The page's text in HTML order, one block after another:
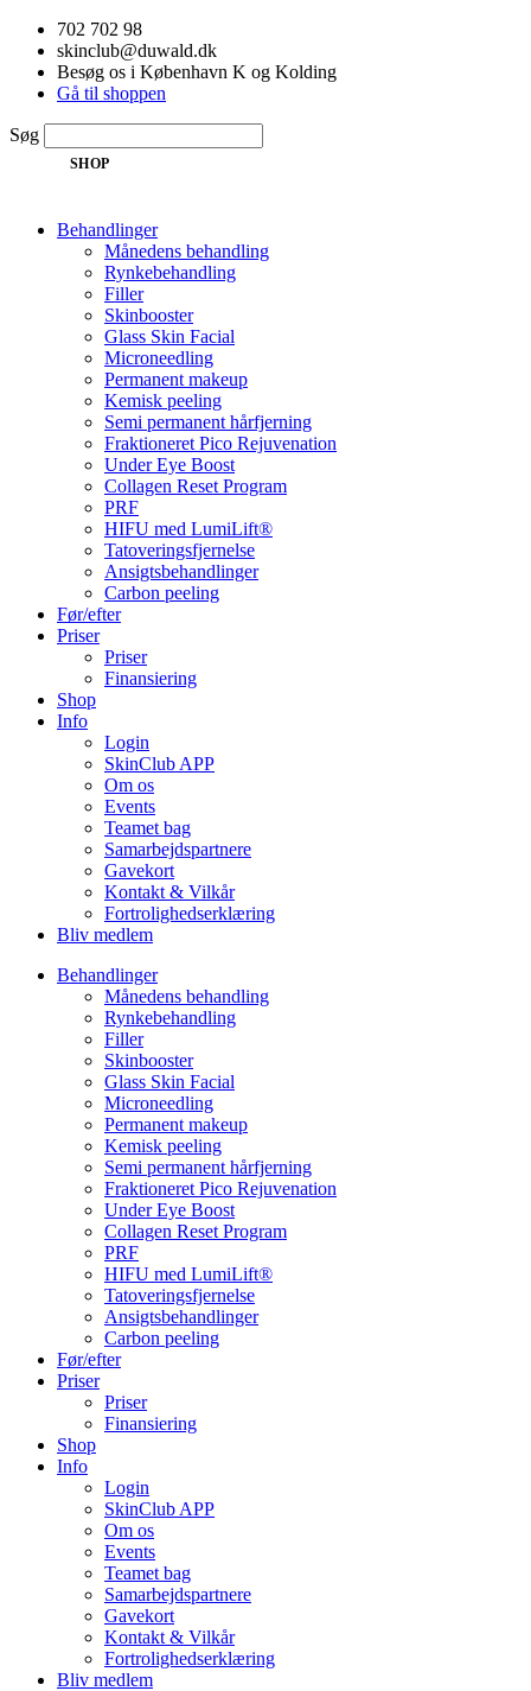
Videre
indhold
702 702 98
skinclub@duwald.dk
Besøg os i København K og Kolding
Gå til shoppen
Søg
SHOP
Behandlinger
Månedens behandling
Rynkebehandling
Filler
Skinbooster
Glass Skin Facial
Microneedling
Permanent makeup
Kemisk peeling
Semi permanent hårfjerning
Fraktioneret Pico Rejuvenation
Under Eye Boost
Collagen Reset Program
PRF
HIFU med LumiLift®
Tatoveringsfjernelse
Ansigtsbehandlinger
Carbon peeling
Før/efter
Priser
Priser
Finansiering
Shop
Info
Login
SkinClub APP
Om os
Events
Teamet bag
Samarbejdspartnere
Gavekort
Kontakt & Vilkår
Fortrolighedserklæring
Bliv medlem
Behandlinger
Månedens behandling
Rynkebehandling
Filler
Skinbooster
Glass Skin Facial
Microneedling
Permanent makeup
Kemisk peeling
Semi permanent hårfjerning
Fraktioneret Pico Rejuvenation
Under Eye Boost
Collagen Reset Program
PRF
HIFU med LumiLift®
Tatoveringsfjernelse
Ansigtsbehandlinger
Carbon peeling
Før/efter
Priser
Priser
Finansiering
Shop
Info
Login
SkinClub APP
Om os
Events
Teamet bag
Samarbejdspartnere
Gavekort
Kontakt & Vilkår
Fortrolighedserklæring
Bliv medlem